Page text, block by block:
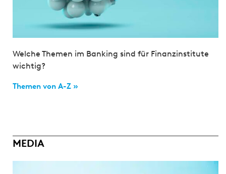
Welche Themen im Banking sind für Finanzinstitute
wichtig?
Themen von A-Z »
MEDIA